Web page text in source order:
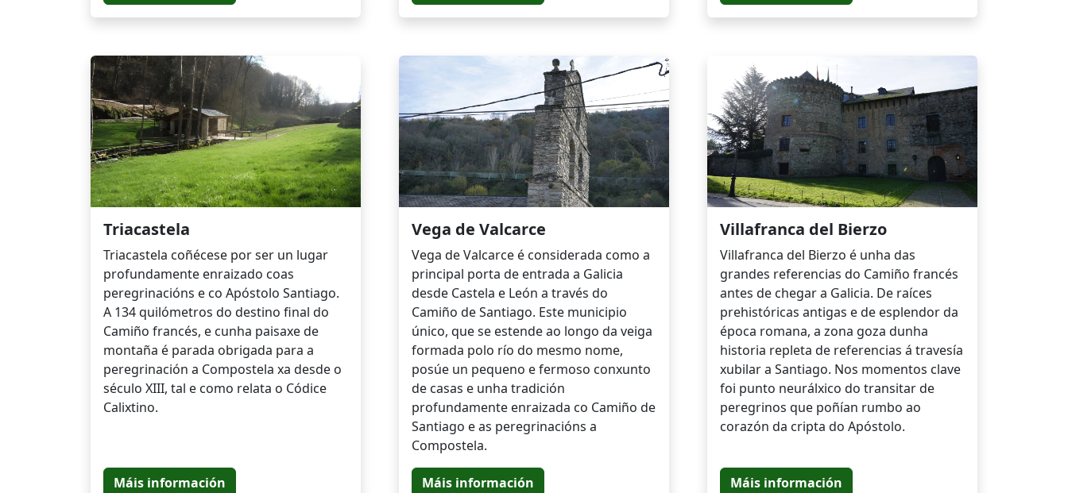
Triacastela
Triacastela coñécese por ser un lugar
profundamente enraizado coas
peregrinacións e co Apóstolo Santiago.
A 134 quilómetros do destino final do
Camiño francés, e cunha paisaxe de
montaña é parada obrigada para a
peregrinación a Compostela xa desde o
século XIII, tal e como relata o Códice
Calixtino.
Máis información
Vega de Valcarce
Vega de Valcarce é considerada como a
principal porta de entrada a Galicia
desde Castela e León a través do
Camiño de Santiago. Este municipio
único, que se estende ao longo da veiga
formada polo río do mesmo nome,
posúe un pequeno e fermoso conxunto
de casas e unha tradición
profundamente enraizada co Camiño de
Santiago e as peregrinacións a
Compostela.
Máis información
Villafranca del Bierzo
Villafranca del Bierzo é unha das
grandes referencias do Camiño francés
antes de chegar a Galicia. De raíces
prehistóricas antigas e de esplendor da
época romana, a zona goza dunha
historia repleta de referencias á travesía
xubilar a Santiago. Nos momentos clave
foi punto neurálxico do transitar de
peregrinos que poñían rumbo ao
corazón da cripta do Apóstolo.
Máis información